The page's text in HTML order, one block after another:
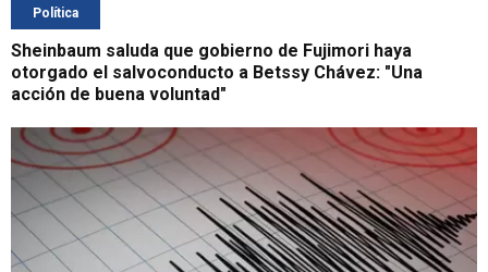
Política
Sheinbaum saluda que gobierno de Fujimori haya
otorgado el salvoconducto a Betssy Chávez: "Una
acción de buena voluntad"